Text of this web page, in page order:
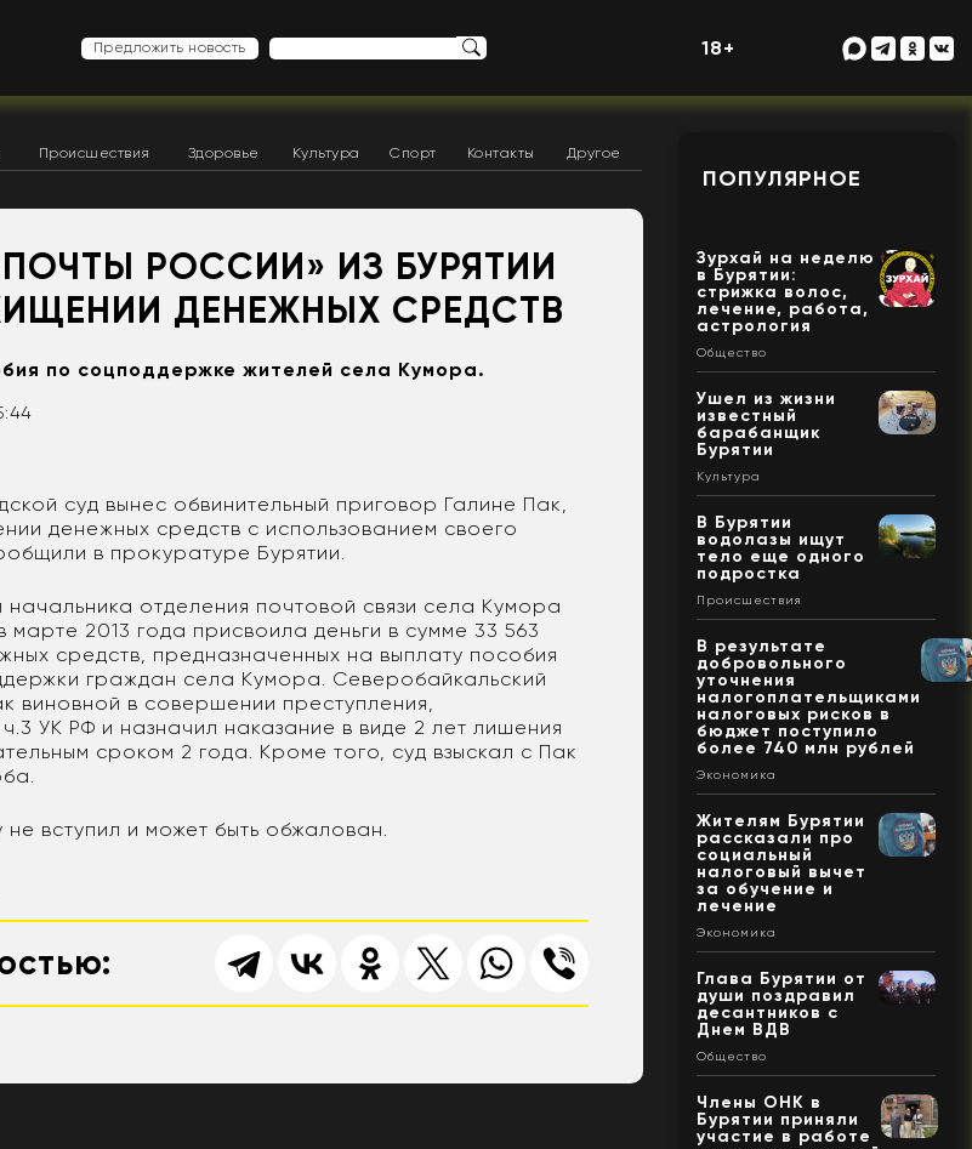
Предложить новость 18+
Происшествия Здоровье Культура Спорт Контакты Другое
РОССИИ» ИЗ БУРЯТИИ
ДЕНЕЖНЫХ СРЕДСТВ
по соцподдержке жителей села Кумора.
суд вынес обвинительный приговор Галине Пак,
денежных средств с использованием своего
в прокуратуре Бурятии.
отделения почтовой связи села Кумора
2013 года присвоила деньги в сумме 33 563
средств, предназначенных на выплату пособия
граждан села Кумора. Северобайкальский
виновной в совершении преступления,
УК РФ и назначил наказание в виде 2 лет лишения
сроком 2 года. Кроме того, суд взыскал с Пак
вступил и может быть обжалован.
ПОПУЛЯРНОЕ
Зурхай на неделю
в Бурятии:
стрижка волос,
лечение, работа,
астрология
Общество
Ушел из жизни
известный
барабанщик
Бурятии
Культура
В Бурятии
водолазы ищут
тело еще одного
подростка
Происшествия
В результате
добровольного
уточнения
налогоплательщиками
налоговых рисков в
бюджет поступило
более 740 млн рублей
Экономика
Жителям Бурятии
рассказали про
социальный
налоговый вычет
за обучение и
лечение
Экономика
Глава Бурятии от
души поздравил
десантников с
Днем ВДВ
Общество
Члены ОНК в
Бурятии приняли
участие в работе